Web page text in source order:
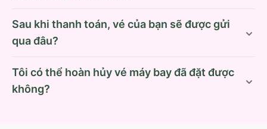
Sau khi thanh toán, vé của bạn sẽ được gửi
qua đâu?
Tôi có thể hoàn hủy vé máy bay đã đặt được
không?